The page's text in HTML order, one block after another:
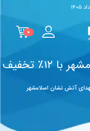
۰
تخفیف
آتش نشان اسلامشهر